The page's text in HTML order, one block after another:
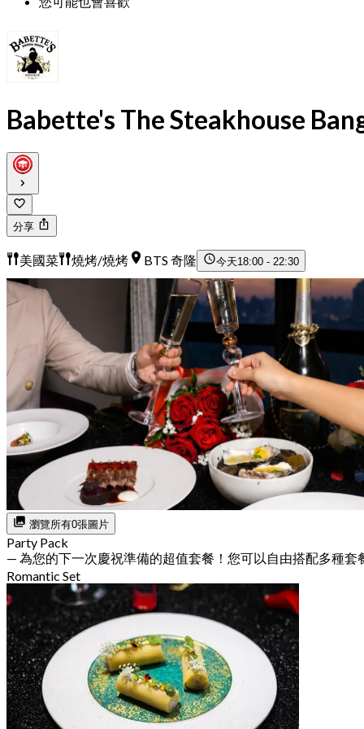
Babette's The Steakhouse
分享
美國菜 燒烤/燒烤 BTS 奇隆 今天18:00 - 22:30
瀏覽所有0張圖片
Party Pack
— 為您的下一次慶祝準備的超值套餐！您可以自由搭配多種套
Romantic Set